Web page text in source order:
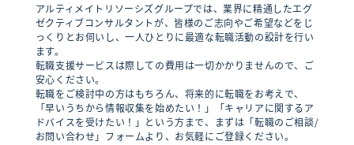
アルティメイトリソーシズグループでは、業界に精通したエグ
ゼクティブコンサルタントが、皆様のご志向やご希望などをじ
っくりとお伺いし、一人ひとりに最適な転職活動の設計を行い
ます。
転職支援サービスは際しての費用は一切かかりませんので、ご
安心ください。
転職をご検討中の方はもちろん、将来的に転職をお考えで、
「早いうちから情報収集を始めたい！」「キャリアに関するア
ドバイスを受けたい！」という方まで、まずは「転職のご相談/
お問い合わせ」フォームより、お気軽にご登録ください。